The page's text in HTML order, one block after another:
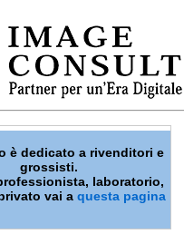
è dedicato a rivenditori e
grossisti.
laboratorio,
vai a questa pagina